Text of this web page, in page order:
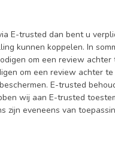
E-trusted dan bent u
kunnen koppelen. In
om een review
om een review achter
E-trusted
wij aan E-trusted
eveneens van